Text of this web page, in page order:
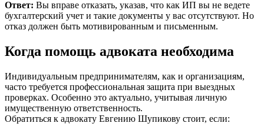
Ответ: Вы вправе отказать, указав, что как ИП вы не ведете
бухгалтерский учет и такие документы у вас отсутствуют. Но
отказ должен быть мотивированным и письменным.
Когда помощь адвоката необходима
Индивидуальным предпринимателям, как и организациям,
часто требуется профессиональная защита при выездных
проверках. Особенно это актуально, учитывая личную
имущественную ответственность.
Обратиться к адвокату Евгению Шупикову стоит, если: